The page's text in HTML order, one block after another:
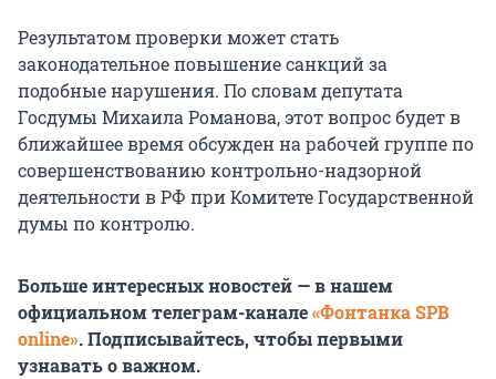
Результатом проверки может стать
законодательное повышение санкций за
подобные нарушения. По словам депутата
Госдумы Михаила Романова, этот вопрос будет в
ближайшее время обсужден на рабочей группе по
совершенствованию контрольно-надзорной
деятельности в РФ при Комитете Государственной
думы по контролю.
Больше интересных новостей — в нашем
официальном телеграм-канале«Фонтанка SPB
online». Подписывайтесь, чтобы первыми
узнавать о важном.